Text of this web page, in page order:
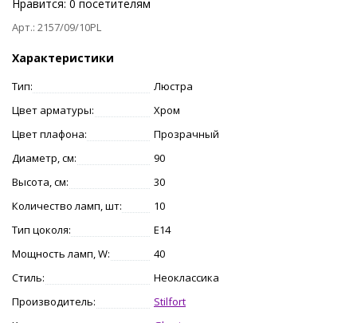
Нравится: 0 посетителям
Арт.: 2157/09/10PL
Характеристики
Тип:
Люстра
Цвет арматуры:
Хром
Цвет плафона:
Прозрачный
Диаметр, см:
90
Высота, см:
30
Количество ламп, шт:
10
Тип цоколя:
E14
Мощность ламп, W:
40
Стиль:
Неоклассика
Производитель:
Stilfort